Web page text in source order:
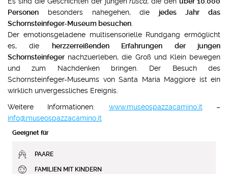
Personen besonders nahegehen, die jedes Jahr das
Schornsteinfeger-Museum besuchen
Der emotionsgeladene multisensorielle Rundgang ermöglicht
es, die
herzzerreißenden Erfahrungen der jungen
Schornsteinfeger nachzuerleben, die Groß und Klein bewegen
und zum Nachdenken bringen. Der Besuch des
Schornsteinfeger-Museums von Santa Maria Maggiore ist ein
wirklich unvergessliches Ereignis.
Weitere Informationen: www.museospazzacamino.it–
info@museospazzacamino.it
Geeignet für
PAARE
FAMILIEN MIT KINDERN